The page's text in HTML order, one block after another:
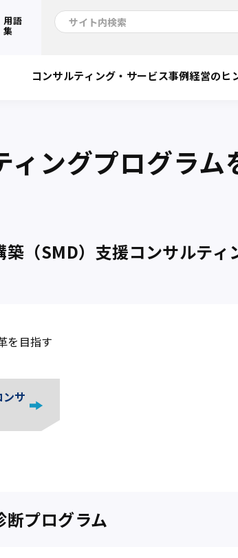
用語
集
コンサルティング・サービス事例経営のヒ
ングプログラム
（SMD）支援コンサルティ
を目指す
サ
断プログラム